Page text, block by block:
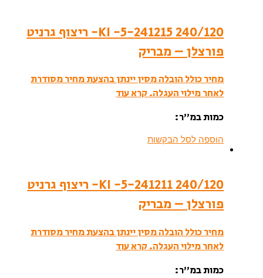
240/120 241215-KI -5- ריצוף גרניט
פורצלן – מבריק
מחיר כולל הובלה מסין יינתן בהצעת מחיר מסודרת
לאחר מילוי העגלה.קרא עוד
כמות במ”ר:
הוספה לסל הבקשות
240/120 241211-KI -5- ריצוף גרניט
פורצלן – מבריק
מחיר כולל הובלה מסין יינתן בהצעת מחיר מסודרת
לאחר מילוי העגלה. קרא עוד
כמות במ”ר: